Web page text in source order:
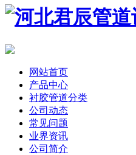
网站首页
产品中心
衬胶管道分类
公司动态
常见问题
业界资讯
公司简介